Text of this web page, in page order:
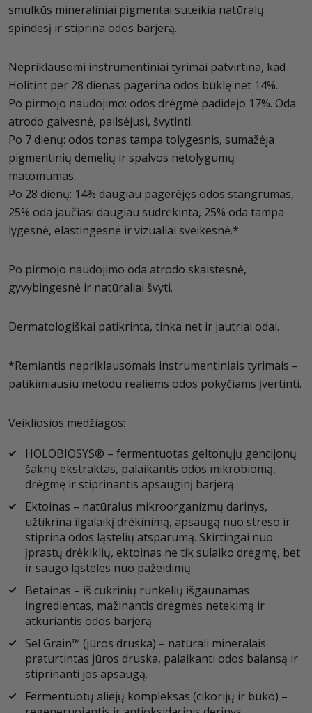
smulkūs mineraliniai pigmentai suteikia natūralų
spindesį ir stiprina odos barjerą.
Nepriklausomi instrumentiniai tyrimai patvirtina, kad
Holitint per 28 dienas pagerina odos būklę net 14%.
Po pirmojo naudojimo: odos drėgmė padidėjo 17%. Oda
atrodo gaivesnė, pailsėjusi, švytinti.
Po 7 dienų: odos tonas tampa tolygesnis, sumažėja
pigmentinių dėmelių ir spalvos netolygumų
matomumas.
Po 28 dienų: 14% daugiau pagerėjęs odos stangrumas,
25% oda jaučiasi daugiau sudrėkinta, 25% oda tampa
lygesnė, elastingesnė ir vizualiai sveikesnė.*
Po pirmojo naudojimo oda atrodo skaistesnė,
gyvybingesnė ir natūraliai švyti.
Dermatologiškai patikrinta, tinka net ir jautriai odai.
*Remiantis nepriklausomais instrumentiniais tyrimais –
patikimiausiu metodu realiems odos pokyčiams įvertinti.
Veikliosios medžiagos:
HOLOBIOSYS® – fermentuotas geltonųjų gencijonų
šaknų ekstraktas, palaikantis odos mikrobiomą,
drėgmę ir stiprinantis apsauginį barjerą.
Ektoinas – natūralus mikroorganizmų darinys,
užtikrina ilgalaikį drėkinimą, apsaugą nuo streso ir
stiprina odos ląstelių atsparumą. Skirtingai nuo
įprastų drėkiklių, ektoinas ne tik sulaiko drėgmę, bet
ir saugo ląsteles nuo pažeidimų.
Betainas – iš cukrinių runkelių išgaunamas
ingredientas, mažinantis drėgmės netekimą ir
atkuriantis odos barjerą.
Sel Grain™ (jūros druska) – natūrali mineralais
praturtintas jūros druska, palaikanti odos balansą ir
stiprinanti jos apsaugą.
Fermentuotų aliejų kompleksas (cikorijų ir buko) –